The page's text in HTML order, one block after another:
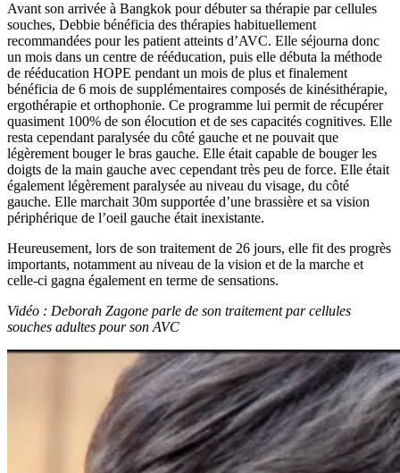
Avant son arrivée à Bangkok pour débuter sa thérapie par cellules
souches, Debbie bénéficia des thérapies habituellement
recommandées pour les patient atteints d’AVC. Elle séjourna donc
un mois dans un centre de rééducation, puis elle débuta la méthode
de rééducation HOPE pendant un mois de plus et finalement
bénéficia de 6 mois de supplémentaires composés de kinésithérapie,
ergothérapie et orthophonie. Ce programme lui permit de récupérer
quasiment 100% de son élocution et de ses capacités cognitives. Elle
resta cependant paralysée du côté gauche et ne pouvait que
légèrement bouger le bras gauche. Elle était capable de bouger les
doigts de la main gauche avec cependant très peu de force. Elle était
également légèrement paralysée au niveau du visage, du côté
gauche. Elle marchait 30m supportée d’une brassière et sa vision
périphérique de l’oeil gauche était inexistante.
Heureusement, lors de son traitement de 26 jours, elle fit des progrès
importants, notamment au niveau de la vision et de la marche et
celle-ci gagna également en terme de sensations.
Vidéo : Deborah Zagone parle de son traitement par cellules
souches adultes pour son AVC